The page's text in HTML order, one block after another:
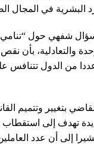
البشرية في المجال
شفهي حول “تنامي
والتعادلية، بأن
من الدول تتنافس
تهدف إلى استقطاب
إلى أن عدد